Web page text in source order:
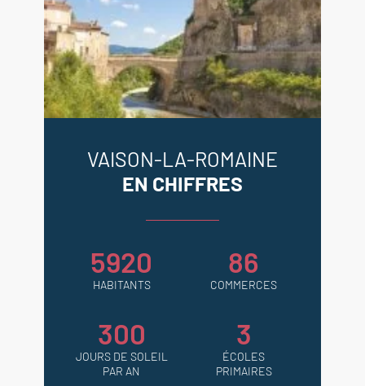
VAISON-LA-ROMAINE
EN CHIFFRES
5920
HABITANTS
86
COMMERCES
300
JOURS DE SOLEIL
PAR AN
3
ÉCOLES
PRIMAIRES